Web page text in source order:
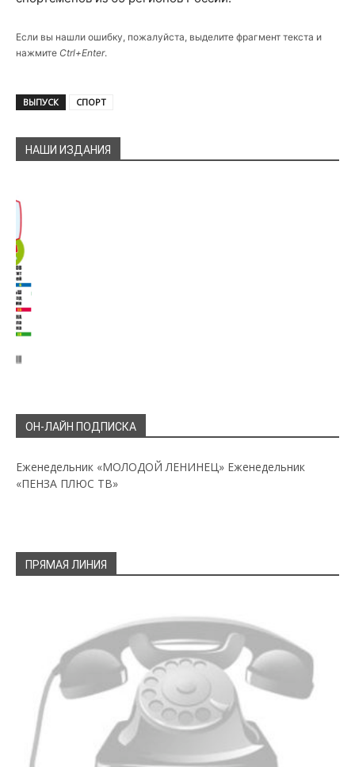
Если вы нашли ошибку, пожалуйста, выделите фрагмент текста и
нажмите Ctrl+Enter.
ВЫПУСК СПОРТ
НАШИ ИЗДАНИЯ
ОН-ЛАЙН ПОДПИСКА
Еженедельник «МОЛОДОЙ ЛЕНИНЕЦ» Еженедельник
«ПЕНЗА ПЛЮС ТВ»
ПРЯМАЯ ЛИНИЯ